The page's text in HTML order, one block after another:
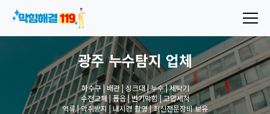
광주 누수탐지업체
하수구 | 배관 | 싱크대 | 누수 | 세탁기
수전교체 | 폽옵 | 변기막힘 | 고압세척
역류 | 악취방지 | 내시경 촬영 | 최신전문장비 보유